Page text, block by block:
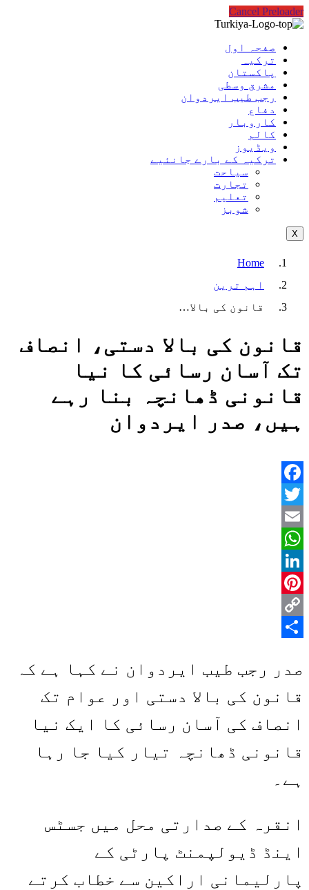
Cancel Preloader
صفحہ اول
ترکیہ
پاکستان
مشرق وسطی
رجب طیب ایردوان
دفاع
کاروبار
کالم
ویڈیوز
ترکیہ کے بارے جانئیے
سیاحت
تجارت
تعلیم
شوبز
X
Home
اہم ترین
قانون کی بالا…
قانون کی بالا دستی، انصاف
تک آسان رسائی کا نیا
قانونی ڈھانچہ بنا رہے
ہیں، صدر ایردوان
Facebook
Twitter
Email
WhatsApp
LinkedIn
Pinterest
Copy
صدر رجب طیب ایردوان نے کہا ہے کہ
قانون کی بالا دستی اور عوام تک
انصاف کی آسان رسائی کا ایک نیا
قانونی ڈھانچہ تیار کیا جا رہا
ہے۔
انقرہ کے صدارتی محل میں جسٹس
اینڈ ڈیولپمنٹ پارٹی کے
پارلیمانی اراکین سے خطاب کرتے